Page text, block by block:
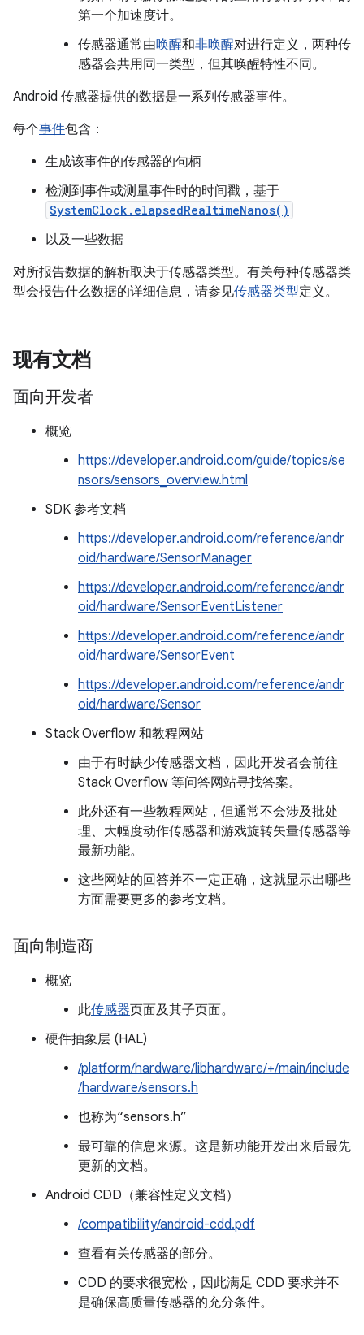
第一个加速度计。
传感器通常由唤醒和非唤醒对进行定义，两种传
感器会共用同一类型，但其唤醒特性不同。
Android 传感器提供的数据是一系列传感器事件。
每个事件包含：
生成该事件的传感器的句柄
检测到事件或测量事件时的时间戳，基于
SystemClock.elapsedRealtimeNanos()
以及一些数据
对所报告数据的解析取决于传感器类型。有关每种传感器类
型会报告什么数据的详细信息，请参见传感器类型定义。
现有文档
面向开发者
概览
https://developer.android.com/guide/topics/se
nsors/sensors_overview.html
SDK 参考文档
https://developer.android.com/reference/andr
oid/hardware/SensorManager
https://developer.android.com/reference/andr
oid/hardware/SensorEventListener
https://developer.android.com/reference/andr
oid/hardware/SensorEvent
https://developer.android.com/reference/andr
oid/hardware/Sensor
Stack Overflow 和教程网站
由于有时缺少传感器文档，因此开发者会前往
Stack Overflow 等问答网站寻找答案。
此外还有一些教程网站，但通常不会涉及批处
理、大幅度动作传感器和游戏旋转矢量传感器等
最新功能。
这些网站的回答并不一定正确，这就显示出哪些
方面需要更多的参考文档。
面向制造商
概览
此传感器页面及其子页面。
硬件抽象层 (HAL)
/platform/hardware/libhardware/+/main/include
/hardware/sensors.h
也称为“sensors.h”
最可靠的信息来源。这是新功能开发出来后最先
更新的文档。
Android CDD（兼容性定义文档）
/compatibility/android-cdd.pdf
查看有关传感器的部分。
CDD 的要求很宽松，因此满足 CDD 要求并不
是确保高质量传感器的充分条件。